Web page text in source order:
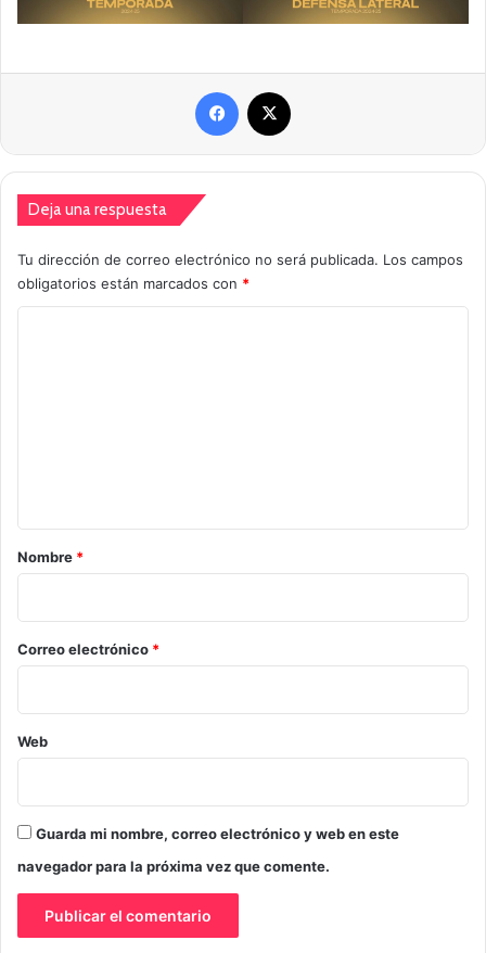
Facebook
Deja una respuesta
Tu dirección de correo electrónico no será publicada. Los campos
obligatorios están marcados con *
r
o
*
Nombre *
Correo electrónico *
Web
Guarda mi nombre, correo electrónico y web en este
navegador para la próxima vez que comente.